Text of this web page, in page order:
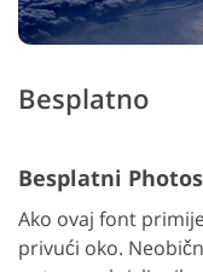
Besplatno
Besplatni
Ako ovaj font
privući oko.